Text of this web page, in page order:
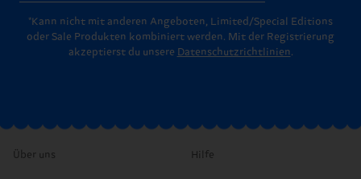
*Kann nicht mit anderen Angeboten, Limited/Special Editions
oder Sale Produkten kombiniert werden. Mit der Registrierung
akzeptierst du unsere Datenschutzrichtlinien.
Über uns Hilfe